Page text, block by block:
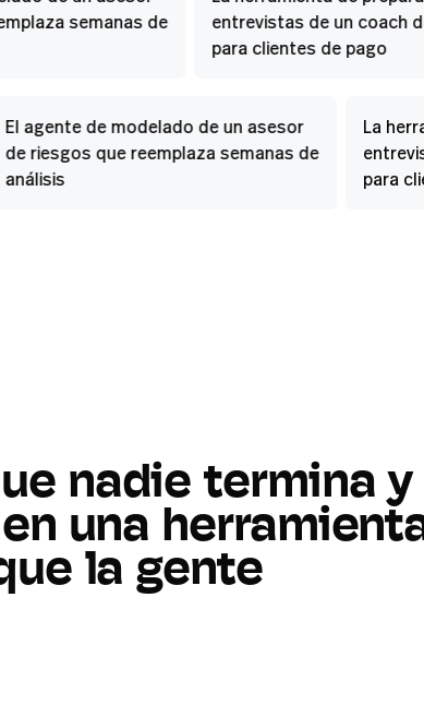
semanas de
entrevistas de un coach
para clientes de pago
El agente de modelado de un asesor
de riesgos que reemplaza semanas de
análisis
La
para
nadie termina y
en una
la gente